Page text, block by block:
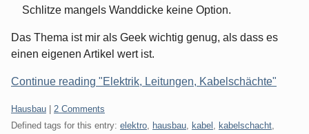
Schlitze mangels Wanddicke keine Option.
Das Thema ist mir als Geek wichtig genug, als dass es
einen eigenen Artikel wert ist.
Continue reading "Elektrik, Leitungen, Kabelschächte"
Categories:
Hausbau
2 Comments
Defined tags for this entry: elektro hausbau kabel kabelschacht